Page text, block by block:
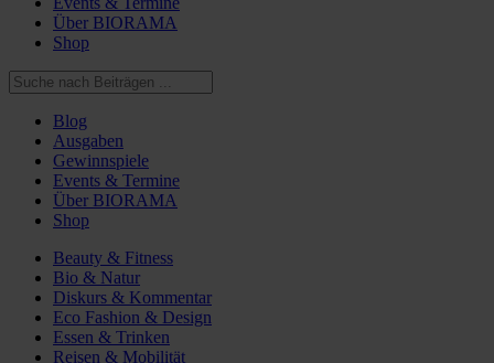
Über BIORAMA
Shop
Blog
Ausgaben
Gewinnspiele
Events & Termine
Über BIORAMA
Shop
Beauty & Fitness
Bio & Natur
Diskurs & Kommentar
Eco Fashion & Design
Essen & Trinken
Reisen & Mobilität